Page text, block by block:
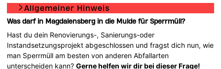
Allgemeiner Hinweis
Was darf in Magdalensberg in die Mulde für Sperrmüll?
Hast du dein Renovierungs-, Sanierungs-oder
Instandsetzungsprojekt abgeschlossen und fragst dich nun, wie
man Sperrmüll am besten von anderen Abfallarten
unterscheiden kann?Gerne helfen wir dir bei dieser Frage!